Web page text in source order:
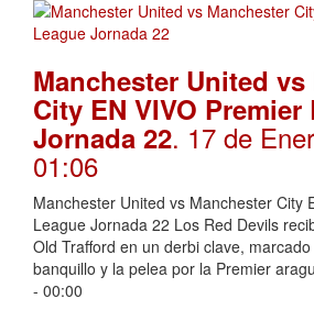
Manchester United
City EN VIVO Premier
Jornada 22. 17 de
01:06
Manchester United vs Manchester City
League Jornada 22 Los Red Devils
Old Trafford en un derbi clave,
banquillo y la pelea por la Premier
- 00:00